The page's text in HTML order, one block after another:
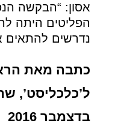
אסון: “הבקשה
הפליטים היתה
נדרשים להתאים
כתבה מאת
בדצמבר 2016